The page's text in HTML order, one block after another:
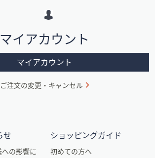
マイアカウント
マイアカウント
ご注文の変更・キャンセル
せ
の影響に
ショッピングガイド
初めての方へ